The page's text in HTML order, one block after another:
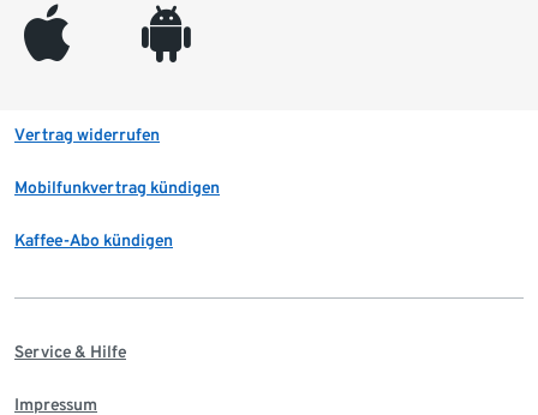
appleinc android
Vertrag widerrufen
Mobilfunkvertrag kündigen
Kaffee-Abo kündigen
Service & Hilfe
Impressum